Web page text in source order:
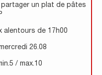
partager un plat de pâtes
alentours de 17h00
26.08
/ max.10